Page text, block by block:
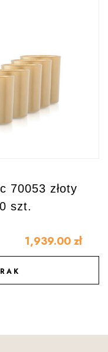
70053 złoty
szt.
1,939.00 zł